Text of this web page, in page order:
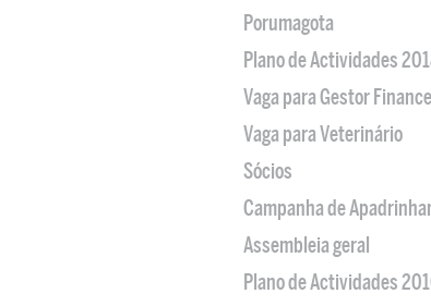
Porumagota
Plano de Actividades
Vaga para Gestor
Vaga para Veterinário
Sócios
Campanha de
Assembleia geral
Plano de Actividades